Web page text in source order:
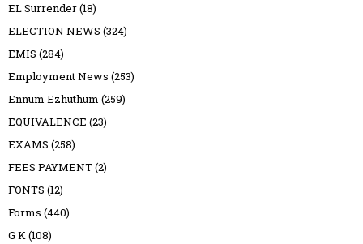
EL Surrender(18)
ELECTION NEWS (324)
EMIS (284)
Employment News (253)
Ennum Ezhuthum (259)
EQUIVALENCE (23)
EXAMS (258)
FEES PAYMENT(2)
FONTS (12)
Forms (440)
G K(108)